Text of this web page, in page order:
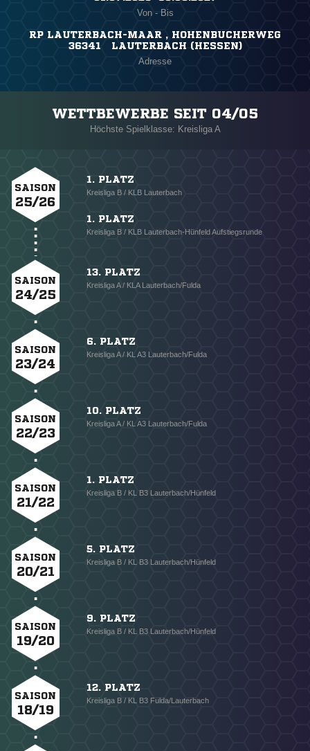
Von - Bis
RP LAUTERBACH-MAAR , HOHENBUCHERWEG
36341 LAUTERBACH (HESSEN)
Adresse
WETTBEWERBE SEIT 04/05
Höchste Spielklasse: Kreisliga A
SAISON
25/26
1. PLATZ
Kreisliga B / KLB Lauterbach
1. PLATZ
Kreisliga B / KLB Lauterbach-Hünfeld Aufstiegsrunde
SAISON
24/25
13. PLATZ
Kreisliga A / KLA Lauterbach/Fulda
SAISON
23/24
6. PLATZ
Kreisliga A / KL A3 Lauterbach/Fulda
SAISON
22/23
10. PLATZ
Kreisliga A / KL A3 Lauterbach/Fulda
SAISON
21/22
1. PLATZ
Kreisliga B / KL B3 Lauterbach/Hünfeld
SAISON
20/21
5. PLATZ
Kreisliga B / KL B3 Lauterbach/Hünfeld
SAISON
19/20
9. PLATZ
Kreisliga B / KL B3 Lauterbach/Hünfeld
SAISON
18/19
12. PLATZ
Kreisliga B / KL B3 Fulda/Lauterbach